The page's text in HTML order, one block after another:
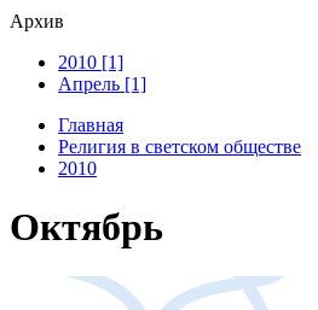
Архив
2010 [1]
Апрель [1]
Главная
Религия в светском обществе
2010
Октябрь